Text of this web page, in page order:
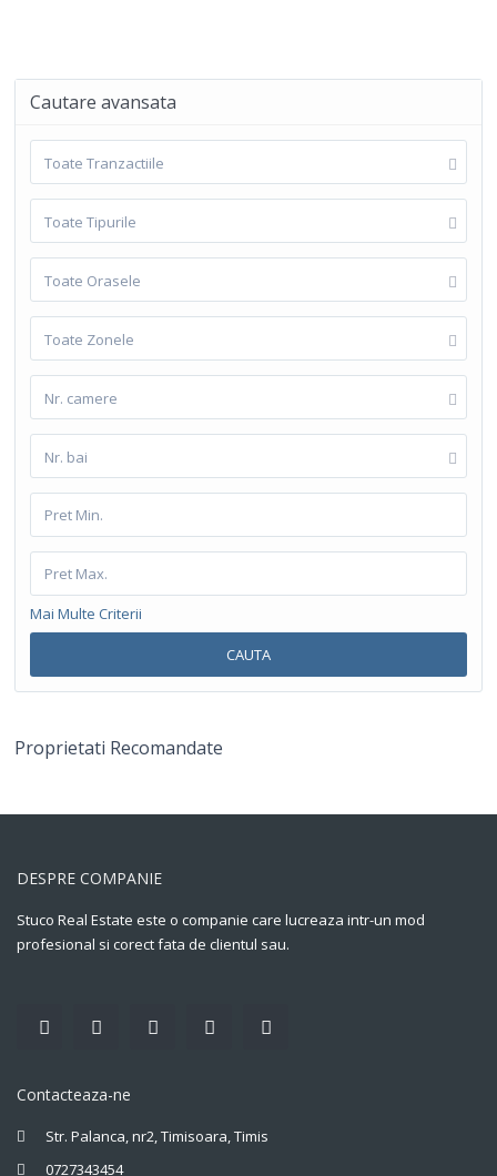
Cautare avansata
Toate Tranzactiile
Toate Tipurile
Toate Orasele
Toate Zonele
Nr. camere
Nr. bai
Mai Multe Criterii
CAUTA
Proprietati Recomandate
DESPRE COMPANIE
Stuco Real Estate este o companie care lucreaza intr-un mod
profesional si corect fata de clientul sau.
Contacteaza-ne
Str. Palanca, nr2, Timisoara, Timis
0727343454